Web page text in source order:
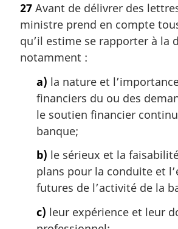
t
e
m
a
27 Avant de délivrer des
ministre prend en compte
qu’il estime se rapporter à la
notamment :
a) la nature et
financiers du ou des
le soutien financier
banque;
b) le sérieux et la
plans pour la conduite et
futures de l’activité de la
c) leur expérience et leur